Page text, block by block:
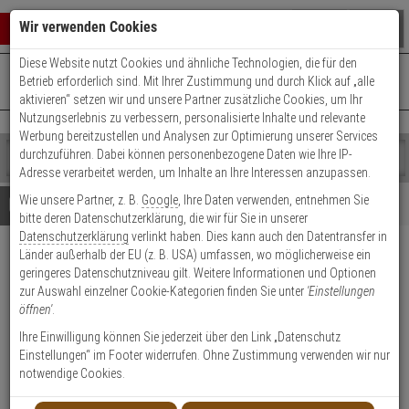
0 ARTIKEL IM WARENKORB
Ihr Warenkorb ist momentan leer.
Ergebnisse ()
Fertig
Shop
durchsuchen
Bitte
geben
Sie
mindestens
Zeichen
ein,
um
Suche
Es
wurde
noch
Kategorien
Suche
gestartet
+49 (0)821 899 493-0Mo. - Do.: 8:00 - 16:30 | Fr.: 8:00 - 14:00 Uhr
Kontaktservice nutzen
Details Beratung
IKON Zylinderabdeckung
1086 F1
Produktmerkmale
Datenblatt drucken
Wir verwenden Cookies
Diese Website nutzt Cookies und ähnliche Technologien, die für den
Betrieb erforderlich sind. Mit Ihrer Zustimmung und durch Klick auf „alle
aktivieren“ setzen wir und unsere Partner zusätzliche Cookies, um Ihr
Nutzungserlebnis zu verbessern, personalisierte Inhalte und relevante
Werbung bereitzustellen und Analysen zur Optimierung unserer Services
durchzuführen. Dabei können personenbezogene Daten wie Ihre IP-
Adresse verarbeitet werden, um Inhalte an Ihre Interessen anzupassen.
Wie unsere Partner, z. B. Google , Ihre Daten verwenden, entnehmen Sie
bitte deren Datenschutzerklärung, die wir für Sie in unserer
Datenschutzerklärung verlinkt haben. Dies kann auch den Datentransfer in
Länder außerhalb der EU (z. B. USA) umfassen, wo möglicherweise ein
geringeres Datenschutzniveau gilt. Weitere Informationen und Optionen
zur Auswahl einzelner Cookie-Kategorien finden Sie unter 'Einstellungen
öffnen'.
Ihre Einwilligung können Sie jederzeit über den Link „Datenschutz
Einstellungen“ im Footer widerrufen. Ohne Zustimmung verwenden wir nur
notwendige Cookies.